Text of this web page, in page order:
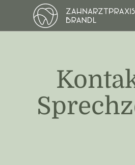
springe zum Hauptinhalt